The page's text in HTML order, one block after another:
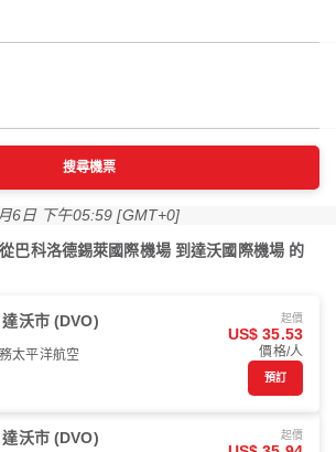
搜尋機票
6日 下午05:59 [GMT+0]
巴科洛德錫萊國際機場 到達沃國際機場 的
達沃市 (DVO)
太平洋航空
起價
US$ 35.53
價格/人
預訂
達沃市 (DVO) 起價